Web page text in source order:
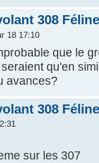
308
18 17:10
que le
qu'en
avances?
308
sur les 307